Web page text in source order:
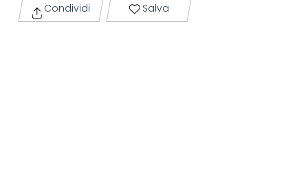
Condividi Salva